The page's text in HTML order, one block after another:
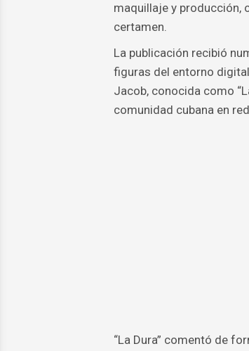
maquillaje y producción,
certamen.
La publicación recibió
figuras del entorno
Jacob, conocida como
comunidad cubana en
“La Dura” comentó de